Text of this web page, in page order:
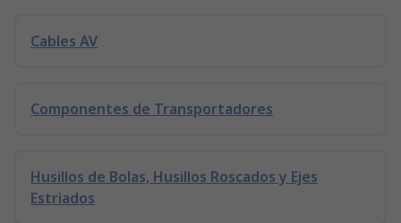
Cables AV
Componentes de Transportadores
Husillos de Bolas, Husillos Roscados y Ejes
Estriados